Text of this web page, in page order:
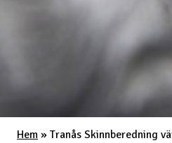
Hem » Tranås Skinnberedning